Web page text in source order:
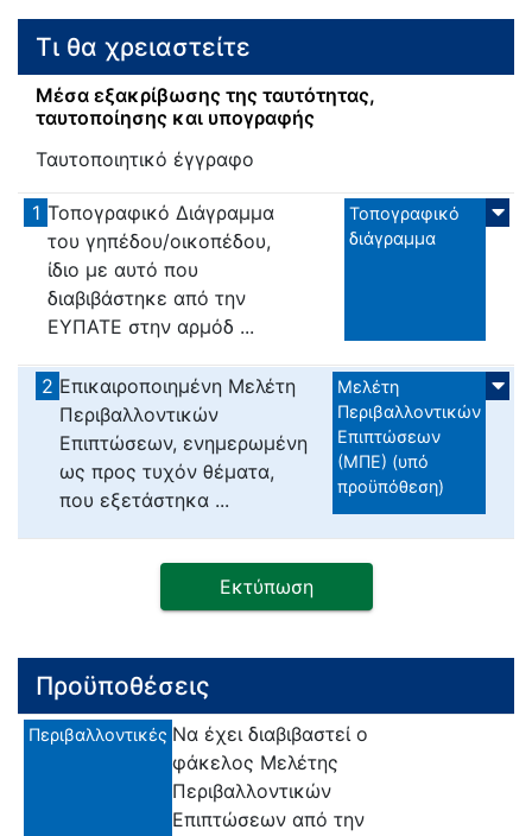
Τι θα χρειαστείτε
Μέσα εξακρίβωσης της ταυτότητας,
ταυτοποίησης και υπογραφής
Ταυτοποιητικό έγγραφο
1 Τοπογραφικό Διάγραμμα
του γηπέδου/οικοπέδου,
ίδιο με αυτό που
διαβιβάστηκε από την
ΕΥΠΑΤΕ στην αρμόδ ...
Τοπογραφικό
διάγραμμα
2 Επικαιροποιημένη Μελέτη
Περιβαλλοντικών
Επιπτώσεων, ενημερωμένη
ως προς τυχόν θέματα,
που εξετάστηκα ...
Μελέτη
Περιβαλλοντικών
Επιπτώσεων
(ΜΠΕ) (υπό
προϋπόθεση)
Εκτύπωση
Προϋποθέσεις
Περιβαλλοντικές Να έχει διαβιβαστεί ο
φάκελος Μελέτης
Περιβαλλοντικών
Επιπτώσεων από την